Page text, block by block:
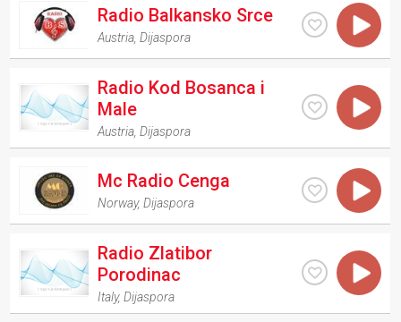
Radio Balkansko Srce
Austria ,Dijaspora
Radio Kod Bosanca i
Male
Austria ,Dijaspora
Mc Radio Cenga
Norway,Dijaspora
Radio Zlatibor
Porodinac
Italy,Dijaspora